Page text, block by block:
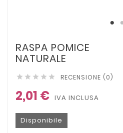
RASPA POMICE
NATURALE
     RECENSIONE (0)
2,01 € IVA INCLUSA
Disponibile